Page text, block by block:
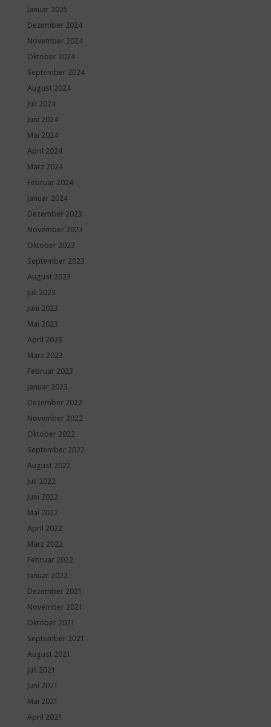
Januar 2025
Dezember 2024
November 2024
Oktober 2024
September 2024
August 2024
Juli 2024
Juni 2024
Mai 2024
April 2024
März 2024
Februar 2024
Januar 2024
Dezember 2023
November 2023
Oktober 2023
September 2023
August 2023
Juli 2023
Juni 2023
Mai 2023
April 2023
März 2023
Februar 2023
Januar 2023
Dezember 2022
November 2022
Oktober 2022
September 2022
August 2022
Juli 2022
Juni 2022
Mai 2022
April 2022
März 2022
Februar 2022
Januar 2022
Dezember 2021
November 2021
Oktober 2021
September 2021
August 2021
Juli 2021
Juni 2021
Mai 2021
April 2021